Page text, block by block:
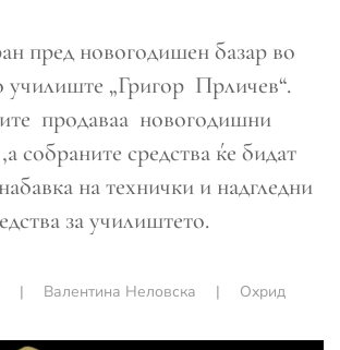
пред новогодишен базар во
училиште „Григор Прличев“.
продаваа новогодишни
собраните средства ќе бидат
на технички и надгледни
за училиштето.
| Валентина Неловска | Охрид